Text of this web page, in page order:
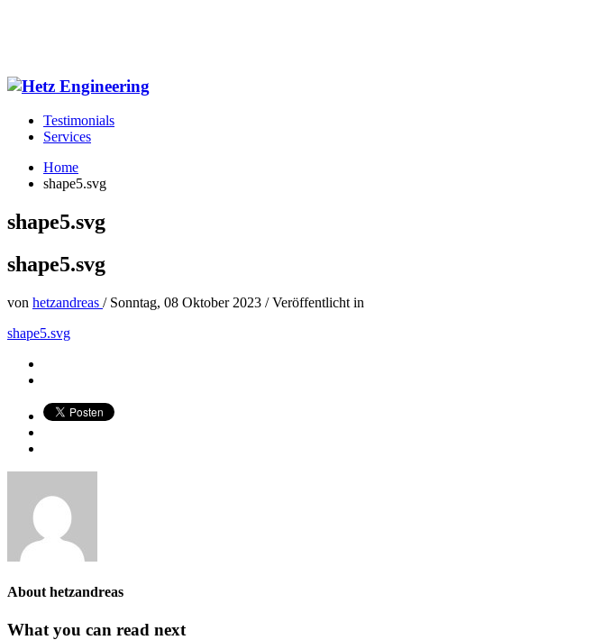
Testimonials
Services
Home
shape5.svg
shape5.svg
shape5.svg
von hetzandreas / Sonntag, 08 Oktober 2023 /Veröffentlicht in
shape5.svg
Abouthetzandreas
What you can read next